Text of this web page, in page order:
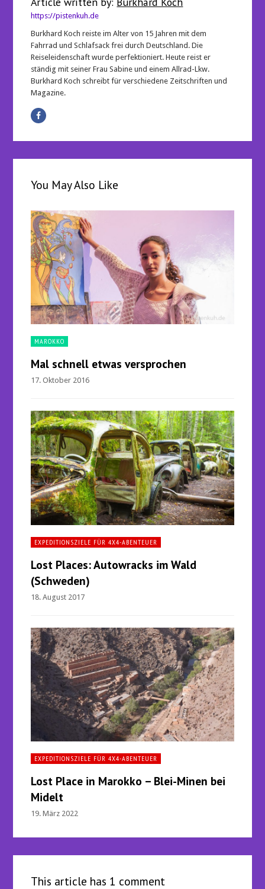
https://pistenkuh.de
Burkhard Koch reiste im Alter von 15 Jahren mit dem
Fahrrad und Schlafsack frei durch Deutschland. Die
Reiseleidenschaft wurde perfektioniert. Heute reist er
ständig mit seiner Frau Sabine und einem Allrad-Lkw.
Burkhard Koch schreibt für verschiedene Zeitschriften und
Magazine.
You May Also Like
MAROKKO
Mal schnell etwas versprochen
17. Oktober 2016
EXPEDITIONSZIELE FÜR 4X4-ABENTEUER
Lost Places: Autowracks im Wald
(Schweden)
18. August 2017
EXPEDITIONSZIELE FÜR 4X4-ABENTEUER
Lost Place in Marokko – Blei-Minen bei
Midelt
19. März 2022
This article has 1 comment